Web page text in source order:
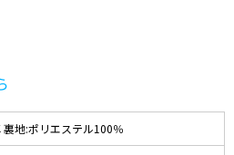
地:ポリエステル100％